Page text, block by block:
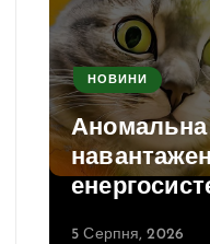
НОВИНИ
Аномальна
5 Серпня, 2026